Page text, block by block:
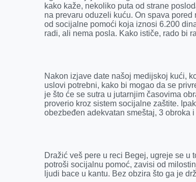
o
k
g
e
r
I
n
p
p
kako kaže, nekoliko puta od strane
na prevaru oduzeli kuću. On spava pored
od socijalne pomoći koja iznosi 6.200
radi, ali nema posla. Kako ističe, rado bi
Nakon izjave date našoj medijskoj kući,
uslovi potrebni, kako bi mogao da se
je što će se sutra u jutarnjim časovima
proverio kroz sistem socijalne zaštite.
obezbeđen adekvatan smeštaj, 3 obroka i
Dražić veš pere u reci Begej, ugreje se
potrošisocijalnu pomoć, zavisi od
ljudi bace u kantu. Bez obzira što ga je